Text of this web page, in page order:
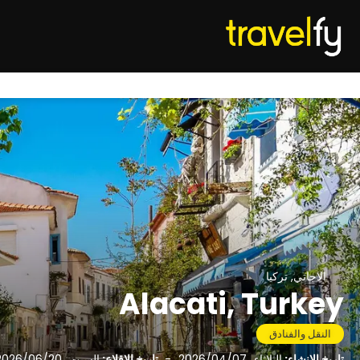
الاجاتي, تركيا
Alacati, Turkey
النقل والفنادق